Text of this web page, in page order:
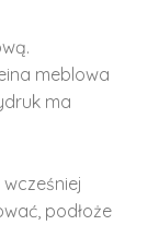
meblowa
ma
podłoże